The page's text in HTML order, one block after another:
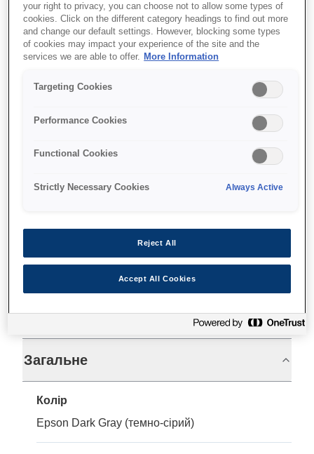
retail or banking with this
advanced multi-function inkjet
printer.
Fast receipts
Загальне
Колір
Epson Dark Gray (темно-сірий)
your right to privacy, you can choose not to allow some types of
cookies. Click on the different category headings to find out more
and change our default settings. However, blocking some types
of cookies may impact your experience of the site and the
services we are able to offer. More Information
Targeting Cookies
Performance Cookies
Functional Cookies
Strictly Necessary Cookies Always Active
Reject All
Accept All Cookies